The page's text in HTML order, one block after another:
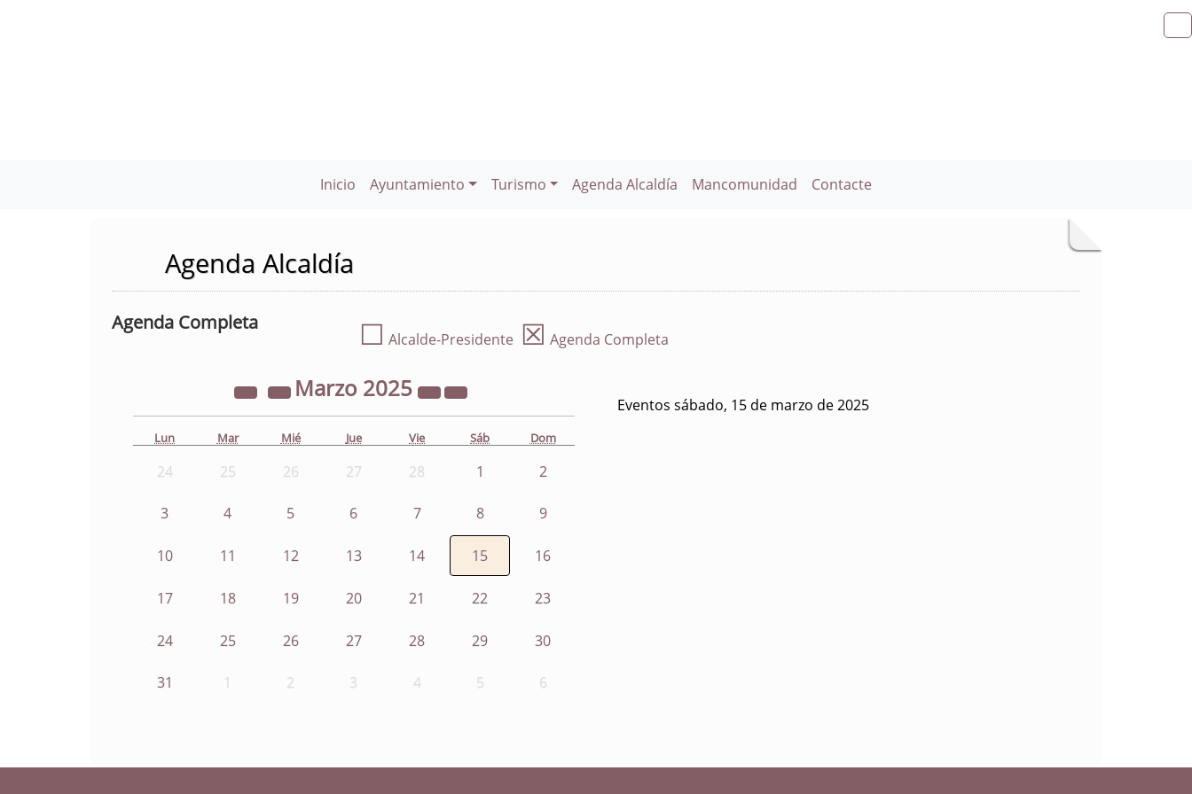
Inicio Ayuntamiento Turismo Agenda Alcaldía Mancomunidad Contacte
Agenda Alcaldía
Agenda Completa ☐ Alcalde-Presidente ☒ Agenda Completa
Marzo 2025
Lun Mar Mié Jue Vie Sáb Dom
24 25 26 27 28 1 2
3 4 5 6 7 8 9
10 11 12 13 14 15 16
17 18 19 20 21 22 23
24 25 26 27 28 29 30
31 1 2 3 4 5 6
Eventos sábado, 15 de marzo de 2025